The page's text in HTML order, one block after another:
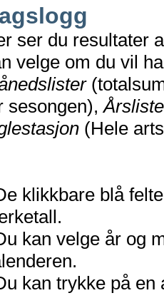
ser du resultater
velge om du vil
sesongen),
(Hele
klikkbare blå
kan velge år og
kan trykke på en